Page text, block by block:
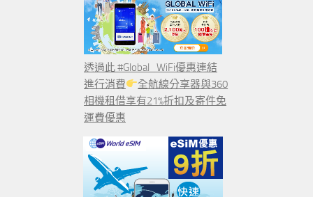
透過此 #Global_WiFi優惠連結
進行消費
全航線分享器與360
相機租借享有21%折扣及寄件免
運費優惠